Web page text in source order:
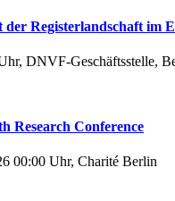
Registerlandschaft im
DNVF-Geschäftsstelle,
Research Conference
00:00 Uhr, Charité Berlin